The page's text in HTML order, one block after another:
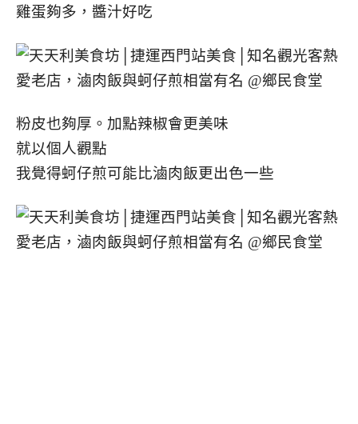
雞蛋夠多，醬汁好吃
粉皮也夠厚。加點辣椒會更美味
就以個人觀點
我覺得蚵仔煎可能比滷肉飯更出色一些